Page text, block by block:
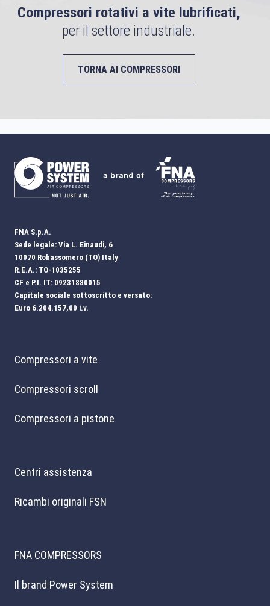
Compressori rotativi a vite lubrificati,
per il settore industriale.
TORNA AI COMPRESSORI
FNA S.p.A.
Sede legale: Via L. Einaudi, 6
10070 Robassomero (TO) Italy
R.E.A.: TO-1035255
CF e P.I. IT: 09231880015
Capitale sociale sottoscritto e versato:
Euro 6.204.157,00 i.v.
Compressori a vite
Compressori scroll
Compressori a pistone
Centri assistenza
Ricambi originali FSN
FNA COMPRESSORS
Il brand Power System